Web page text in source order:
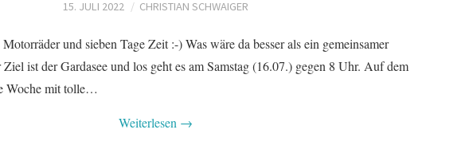
15. JULI 2022 CHRISTIAN SCHWAIGER
und sieben Tage Zeit :-) Was wäre da besser als ein gemeinsamer
ist der Gardasee und los geht es am Samstag (16.07.) gegen 8 Uhr. Auf dem
Woche mit tolle…
Weiterlesen →